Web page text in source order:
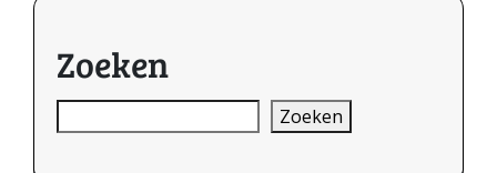
Zoeken
Zoeken